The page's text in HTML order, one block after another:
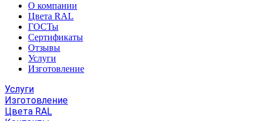
О компании
Цвета RAL
ГОСТы
Сертификаты
Отзывы
Услуги
Изготовление
Услуги
Изготовление
Цвета RAL